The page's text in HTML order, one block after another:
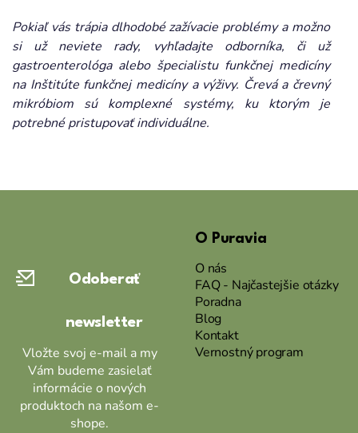
Pokiaľ vás trápia dlhodobé zažívacie problémy a možno
si už neviete rady, vyhľadajte odborníka, či už
gastroenterológa alebo špecialistu funkčnej medicíny
na Inštitúte funkčnej medicíny a výživy. Črevá a črevný
mikróbiom sú komplexné systémy, ku ktorým je
potrebné pristupovať individuálne.
Odoberať
newsletter
Vložte svoj e-mail a my
Vám budeme zasielať
informácie o nových
produktoch na našom e-
shope.
O Puravia
O nás
FAQ - Najčastejšie otázky
Poradna
Blog
Kontakt
Vernostný program